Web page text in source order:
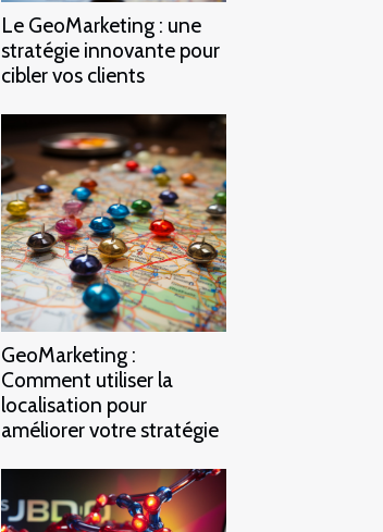
Le GeoMarketing : une
stratégie innovante pour
cibler vos clients
GeoMarketing :
Comment utiliser la
localisation pour
améliorer votre stratégie